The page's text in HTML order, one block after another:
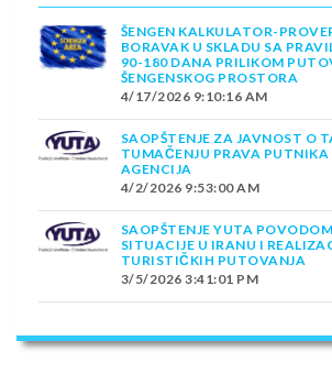
ŠENGEN KALKULATOR-
BORAVAK U SKLADU SA
90-180 DANA PRILIKOM
ŠENGENSKOG PROSTORA
4/17/2026 9:10:16 AM
SAOPŠTENJE ZA JAVNOST O
TUMAČENJU PRAVA
AGENCIJA
4/2/2026 9:53:00 AM
SAOPŠTENJE YUTA
SITUACIJE U IRANU I
TURISTIČKIH PUTOVANJA
3/5/2026 3:41:01 PM